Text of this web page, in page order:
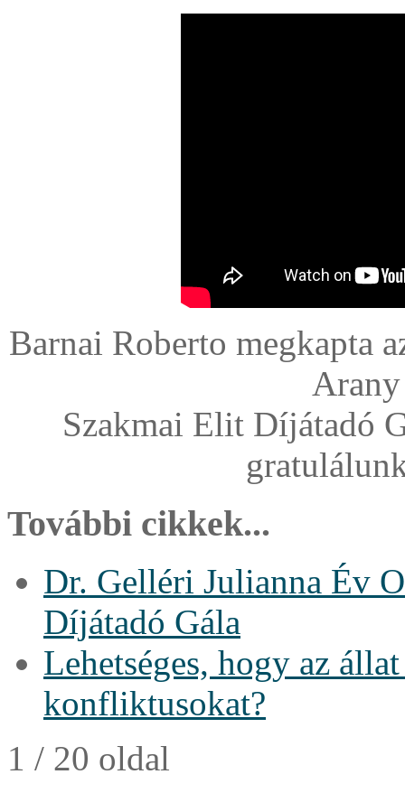
Barnai Roberto megkapta
Szakmai Elit Díjátadó
További cikkek...
Dr. Gelléri Julianna Év
Díjátadó Gála
Lehetséges, hogy az
konfliktusokat?
1 / 20 oldal